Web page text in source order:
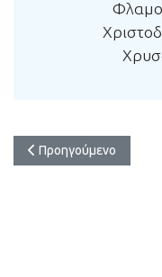
Προηγούμενο άρθρο:
Προηγούμενο